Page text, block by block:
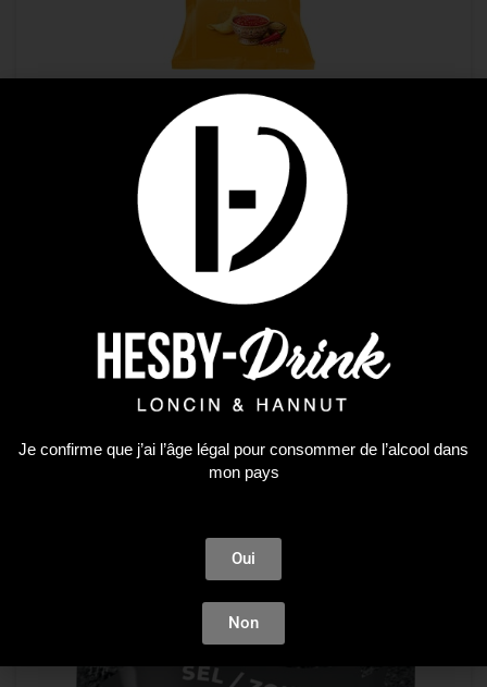
Chips
CHIPS LUCIEN SWEET CHILI 125GR
AJOUTER AU PANIER
Je confirme que j’ai l’âge légal pour consommer de l’alcool dans
mon pays
Oui
Non